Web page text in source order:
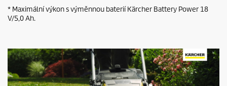
n
d
* Maximální výkon s výměnnou baterií Kärcher Battery Power 18
V/5,0 Ah.